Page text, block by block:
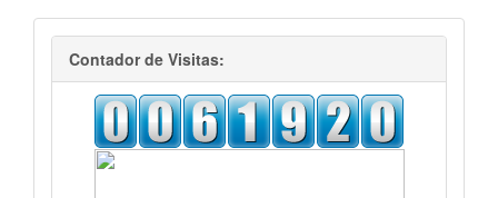
visitas
Contador de Visitas: